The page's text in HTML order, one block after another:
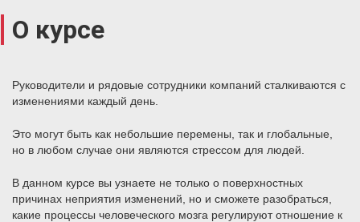
О курсе
Руководители и рядовые сотрудники компаний сталкиваются с
изменениями каждый день.
Это могут быть как небольшие перемены, так и глобальные,
но в любом случае они являются стрессом для людей.
В данном курсе вы узнаете не только о поверхностных
причинах неприятия изменений, но и сможете разобраться,
какие процессы человеческого мозга регулируют отношение к